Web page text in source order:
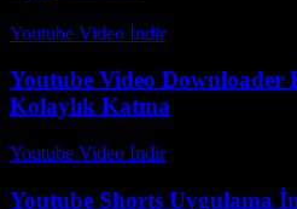
Youtube Video İndir-
Youtube Video Downloader
Kolaylık Katma
Youtube Video İndir-
Youtube Shorts Uygulama